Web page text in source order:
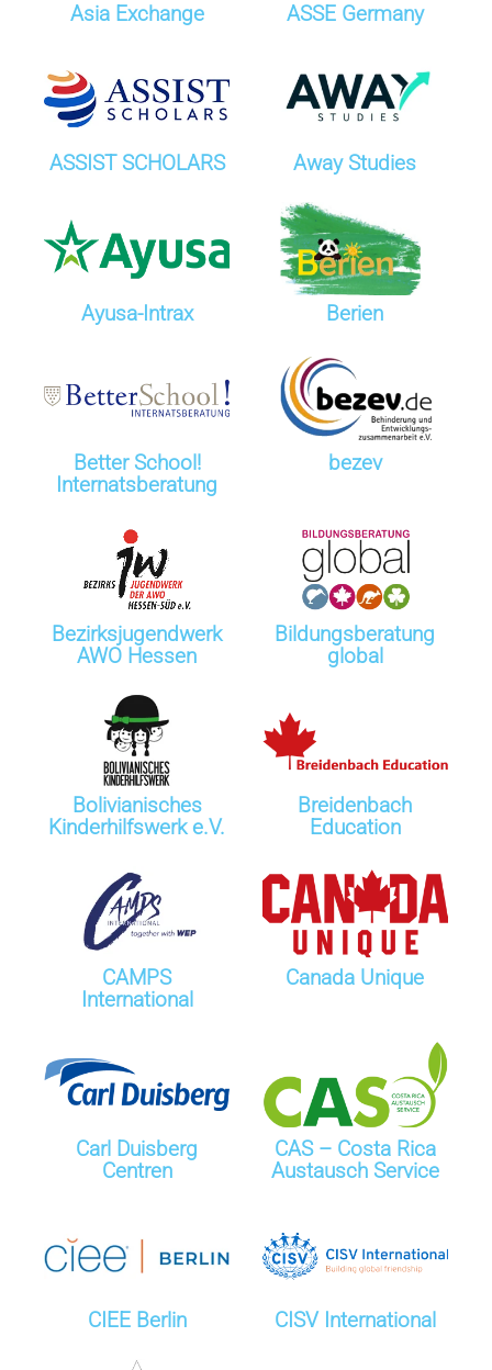
Asia Exchange ASSE Germany
ASSIST SCHOLARS Away Studies
Ayusa-Intrax Berien
Better School!
Internatsberatung
bezev
Bezirksjugend­­­­­­werk
AWO Hessen
Bildungsberatung
global
Bolivianisches
Kinderhilfswerk e.V.
Breidenbach
Education
CAMPS
International
Canada Unique
Carl Duisberg
Centren
CAS – Costa Rica
Austausch Service
CIEE Berlin CISV International